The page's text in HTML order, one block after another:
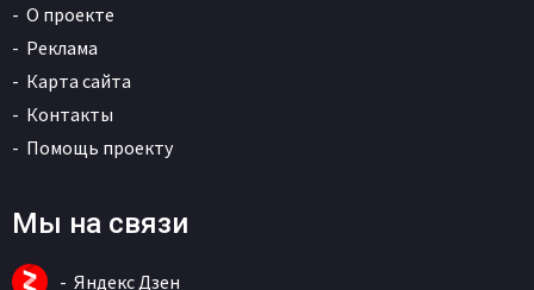
О проекте
Реклама
Карта сайта
Контакты
Помощь проекту
Мы на связи
Яндекс Дзен